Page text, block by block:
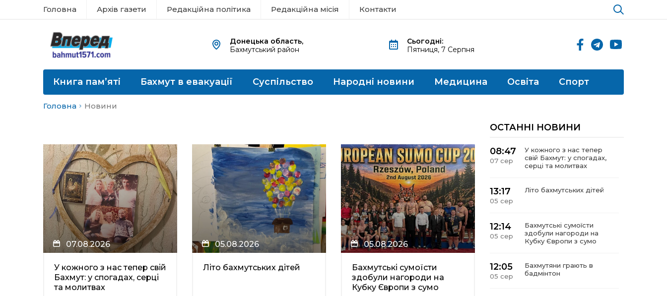
Головна Архів газети Редакційна політика Редакційна місія Контакти
Донецька область,
Бахмутський район
Сьогодні:
Пятниця, 7 Серпня
Книга пам’яті Бахмут в евакуації Суспільство Народні новини Медицина Освіта Спорт
Головна Новини
07.08.2026
У кожного з нас тепер свій
Бахмут: у спогадах, серці
та молитвах
05.08.2026
Літо бахмутських дітей
05.08.2026
Бахмутські сумоїсти
здобули нагороди на
Кубку Європи з сумо
ОСТАННІ НОВИНИ
08:47
07 сер
У кожного з нас тепер
свій Бахмут: у спогадах,
серці та молитвах
13:17
05 сер
Літо бахмутських дітей
12:14
05 сер
Бахмутські сумоїсти
здобули нагороди на
Кубку Європи з сумо
12:05
05 сер
Бахмутяни грають в
бадмінтон